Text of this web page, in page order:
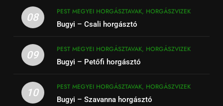
08
PEST MEGYEI HORGÁSZTAVAK, HORGÁSZVIZEK
Bugyi – Csali horgásztó
09
PEST MEGYEI HORGÁSZTAVAK, HORGÁSZVIZEK
Bugyi – Petőfi horgásztó
10
PEST MEGYEI HORGÁSZTAVAK, HORGÁSZVIZEK
Bugyi – Szavanna horgásztó